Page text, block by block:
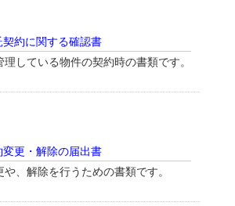
契約に関する確認書
している物件の契約時の書類です。
変更・解除の届出書
、解除を行うための書類です。